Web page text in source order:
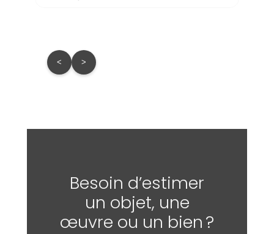
< >
Besoin d’estimer
un objet, une
œuvre ou un bien ?